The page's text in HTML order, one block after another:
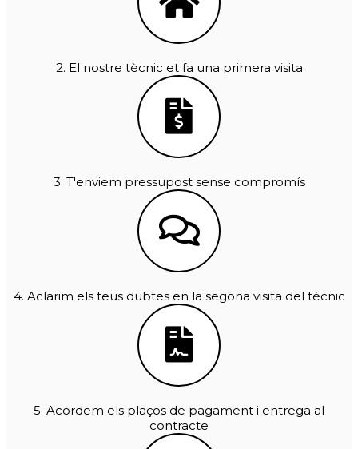
2. El nostre tècnic et fa una primera visita
3. T'enviem pressupost sense compromís
4. Aclarim els teus dubtes en la segona visita del tècnic
5. Acordem els plaços de pagament i entrega al
contracte